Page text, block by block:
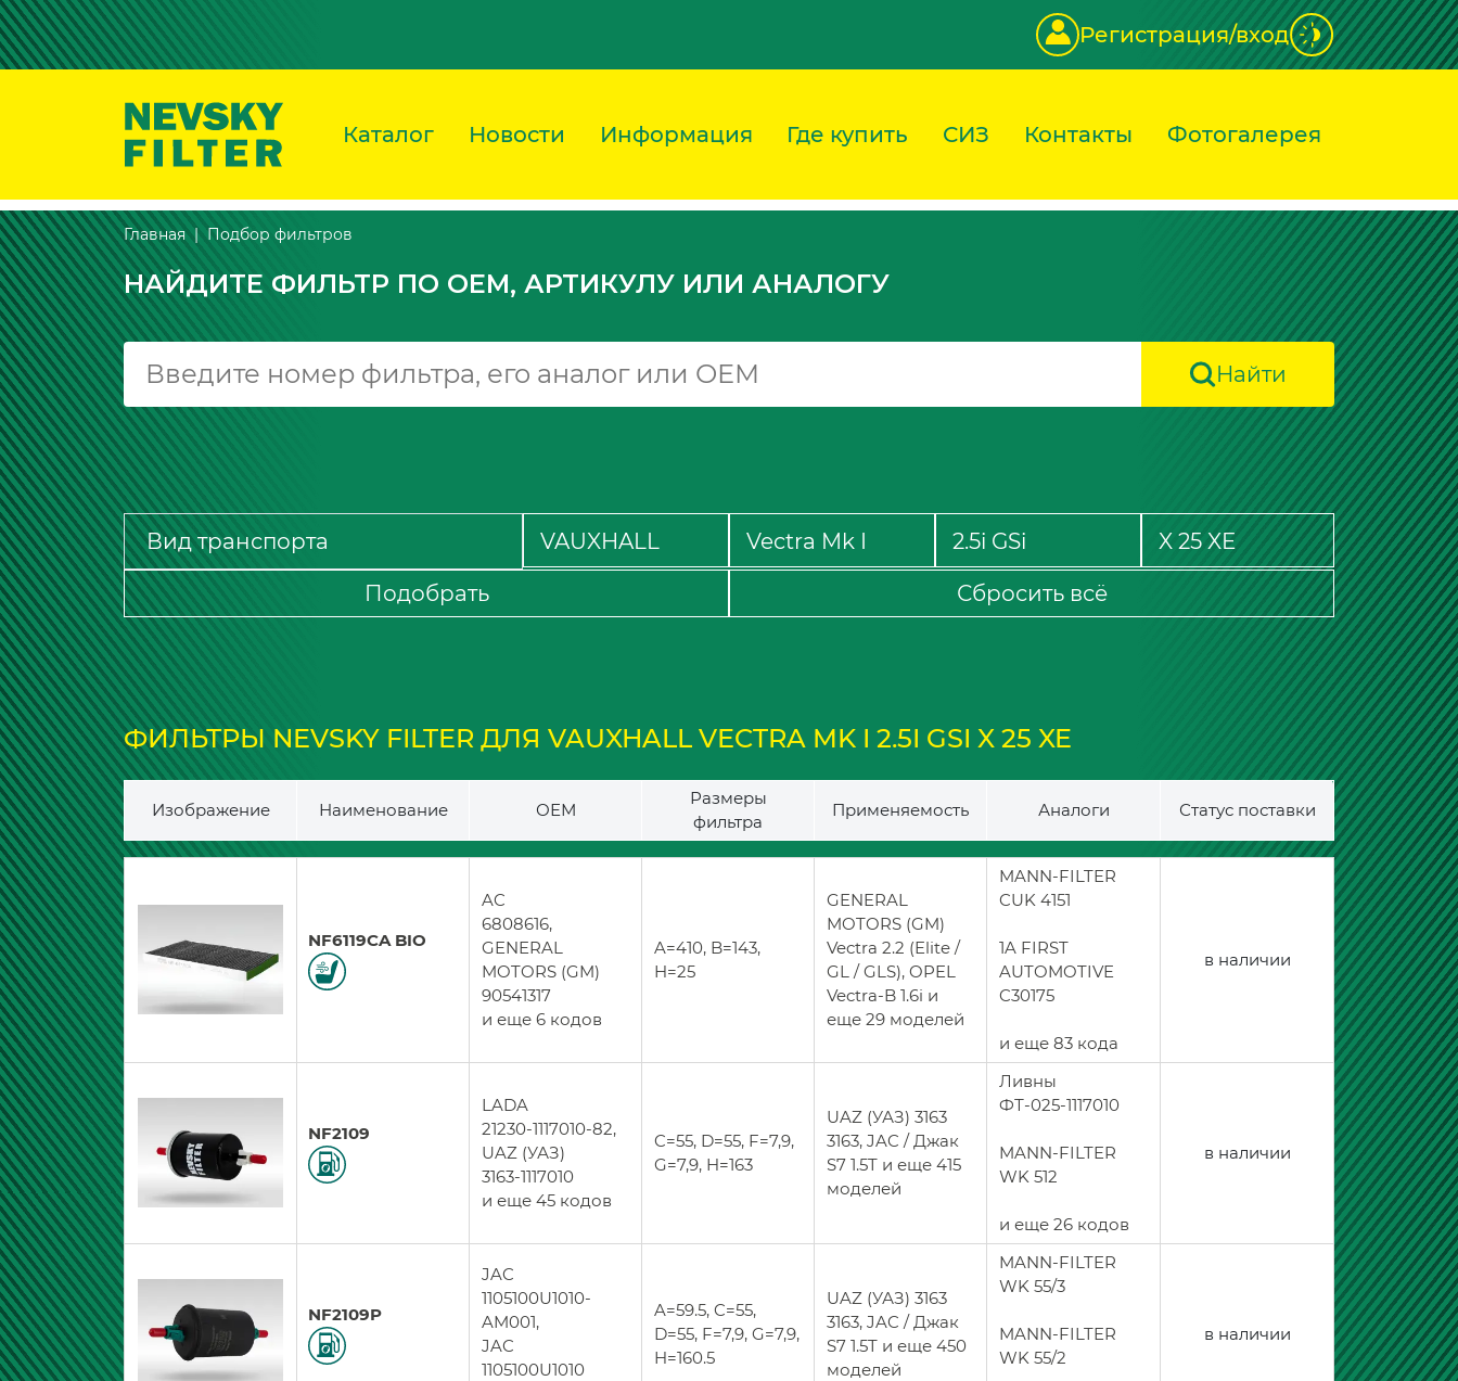
Регистрация/вход
Каталог Новости Информация Где купить СИЗ Контакты Фотогалерея
Главная Подбор фильтров
НАЙДИТЕ ФИЛЬТР ПО OEM, АРТИКУЛУ ИЛИ АНАЛОГУ
Найти
Подобрать Сбросить всё
ФИЛЬТРЫ NEVSKY FILTER ДЛЯ VAUXHALL VECTRA MK I 2.5I GSI X 25 XE
Изображение Наименование ОЕМ
Размеры
фильтра
Применяемость Аналоги Статус поставки
NF6119CA BIO
AC
6808616,
GENERAL
MOTORS (GM)
90541317
и еще 6 кодов
A=410, B=143,
H=25
GENERAL
MOTORS (GM)
Vectra 2.2 (Elite /
GL / GLS), OPEL
Vectra-B 1.6i и
еще 29 моделей
MANN-FILTER
CUK 4151
1A FIRST
AUTOMOTIVE
C30175
и еще 83 кода
в наличии
NF2109
LADA
21230-1117010-82,
UAZ (УАЗ)
3163-1117010
и еще 45 кодов
C=55, D=55, F=7,9,
G=7,9, H=163
UAZ (УАЗ) 3163
3163, JAC / Джак
S7 1.5T и еще 415
моделей
Ливны
ФТ-025-1117010
MANN-FILTER
WK 512
и еще 26 кодов
в наличии
NF2109P
JAC
1105100U1010-
AM001,
JAC
1105100U1010
A=59.5, C=55,
D=55, F=7,9, G=7,9,
H=160.5
UAZ (УАЗ) 3163
3163, JAC / Джак
S7 1.5T и еще 450
моделей
MANN-FILTER
WK 55/3
MANN-FILTER
WK 55/2
в наличии